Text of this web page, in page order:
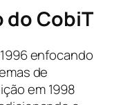
do CobiT
enfocando
de
em 1998